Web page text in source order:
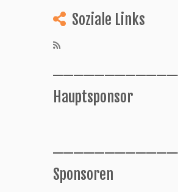
Soziale Links
Hauptsponsor
Sponsoren